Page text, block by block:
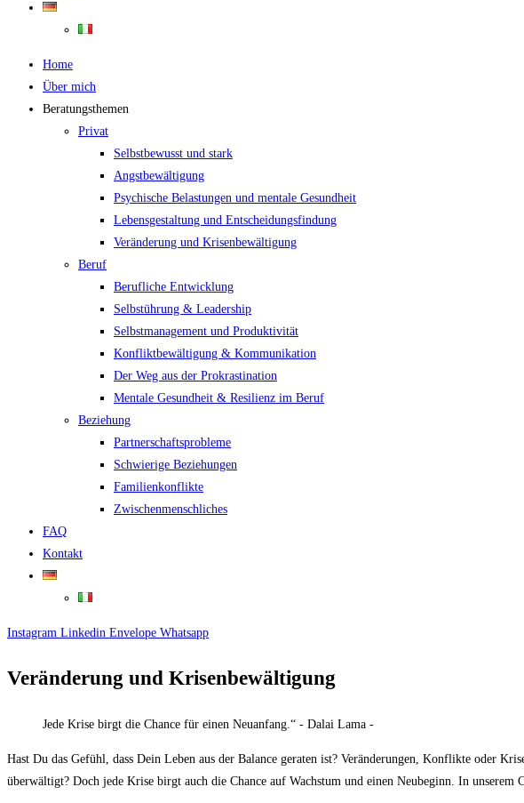
Home
Über mich
Beratungsthemen
Privat
Selbstbewusst und stark
Angstbewältigung
Psychische Belastungen und mentale Gesundheit
Lebensgestaltung und Entscheidungsfindung
Veränderung und Krisenbewältigung
Beruf
Berufliche Entwicklung
Selbstührung & Leadership
Selbstmanagement und Produktivität
Konfliktbewältigung & Kommunikation
Der Weg aus der Prokrastination
Mentale Gesundheit & Resilienz im Beruf
Beziehung
Partnerschaftsprobleme
Schwierige Beziehungen
Familienkonflikte
Zwischenmenschliches
FAQ
Kontakt
Instagram Linkedin Envelope Whatsapp
Veränderung und Krisenbewältigung
Jede Krise birgt die Chance für einen Neuanfang.“ - Dalai Lama -
Hast Du das Gefühl, dass Dein Leben aus der Balance geraten ist? Veränderungen, Konflikte oder
überwältigt? Doch jede Krise birgt auch die Chance auf Wachstum und einen Neubeginn. In